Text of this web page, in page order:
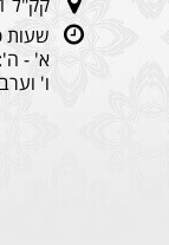
שעות
א' - ה': 19:30 - 8:00
ו' וערבי חג: